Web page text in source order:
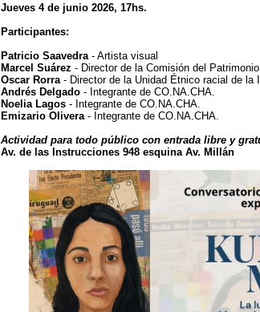
Jueves 4 de junio 2026, 17hs.
Participantes:
Patricio Saavedra- Artista visual
Marcel Suárez - Director de la Comisión del
Oscar Rorra- Director de la Unidad Étnico racial de la
Andrés Delgado- Integrante de CO.NA.CHA.
Noelia Lagos- Integrante de CO.NA.CHA.
Emizario Olivera- Integrante de CO.NA.CHA.
Actividad para todo público con entrada libre y
Av. de las Instrucciones 948 esquina Av. Millán